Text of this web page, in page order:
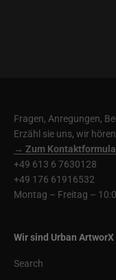
Fragen, Anregungen,
Erzähl sie uns, wir
→ Zum
+49 613 6 7630128
+49 176 61916532
Montag – Freitag –
Wir sind Urban ArtworX
Search